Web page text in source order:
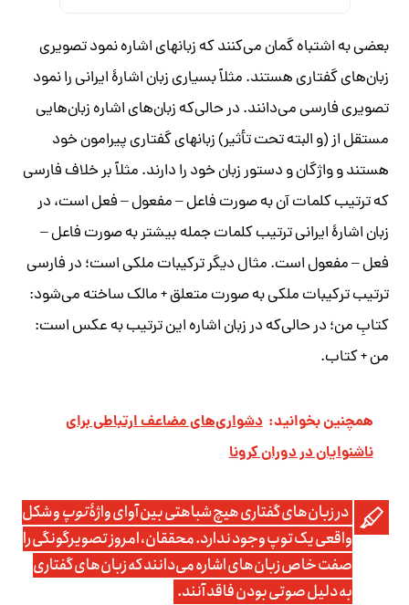
بعضی به اشتباه گمان می‌‏کنند
که زبان‎های اشاره نمود تصویری
زبان‏‌های گفتاری هستند. مثلاً بسیاری زباناشارۀ ایرانی را نمود
تصویری فارسی می‌‏دانند. در حالی‌که زبان‏‌های اشاره زبان‌‏هایی
مستقل از (و البته تحت تأثیر) زبان‎های گفتاری پیرامون خود
هستند و واژگان و دستور زبان خود را دارند.مثلاً بر خلاف فارسی
که ترتیب کلمات آن به صورت فاعل–مفعول–فعل است، در
زبان اشارۀ ایرانی ترتیب کلمات جمله بیشتر به صورت فاعل–
فعل – مفعول است. مثال دیگر ترکیبات ملکی است؛ در فارسی
ترتیب ترکیبات ملکی به صورت متعلق + مالک ساخته می‌‏شود:
کتابِ من؛ در حالی‌که در زبان اشاره این ترتیب بهعکساست:
من + کتاب.
همچنین بخوانید: دشواری‌های مضاعف ارتباطی برای
ناشنوایان در دوران کرونا
در زبان‌‏های گفتاری هیچ شباهتی بین آوای واژۀتوپو شکل
واقعی یک توپ وجود ندارد. محققان، امروز تصویرگونگی را
صفت خاص زبان‏‌های اشاره می‌‏دانند که زبان‏‌های گفتاری
به دلیل صوتی بودن فاقد آنند.